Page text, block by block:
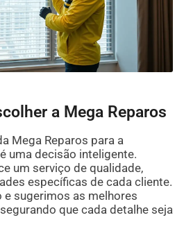
a Mega Reparos
Mega Reparos para a
uma decisão inteligente.
um serviço de qualidade,
específicas de cada cliente.
e sugerimos as melhores
que cada detalhe seja